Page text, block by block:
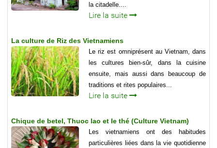
la citadelle....
Lire la suite
La culture de Riz des Vietnamiens
Le riz est omniprésent au Vietnam, dans
les cultures bien-sûr, dans la cuisine
ensuite, mais aussi dans beaucoup de
traditions et rites populaires...
Lire la suite
Chique de betel, Thuoc lao et le thé (Culture Vietnam)
Les vietnamiens ont des habitudes
particulières liées dans la vie quotidienne